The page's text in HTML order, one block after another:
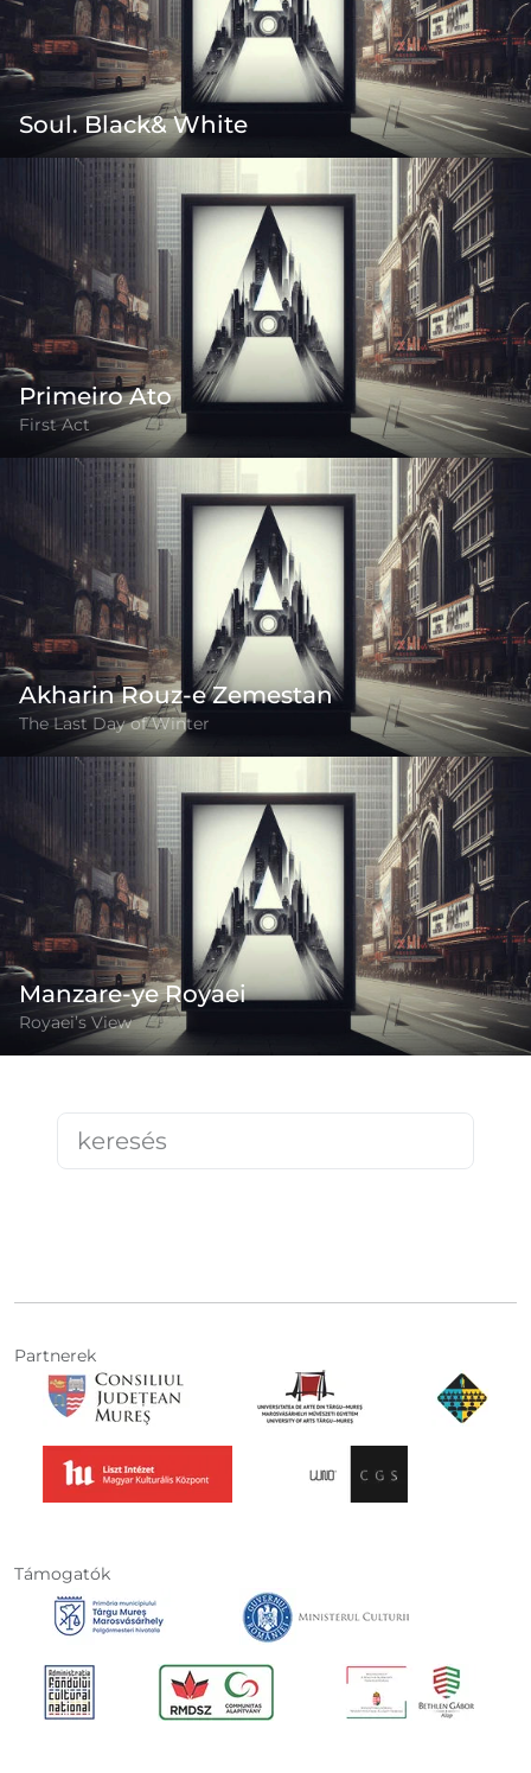
Soul. Black& White
Primeiro Ato
First Act
Akharin Rouz-e Zemestan
The Last Day of Winter
Manzare-ye Royaei
Royaei’s View
Partnerek
Támogatók